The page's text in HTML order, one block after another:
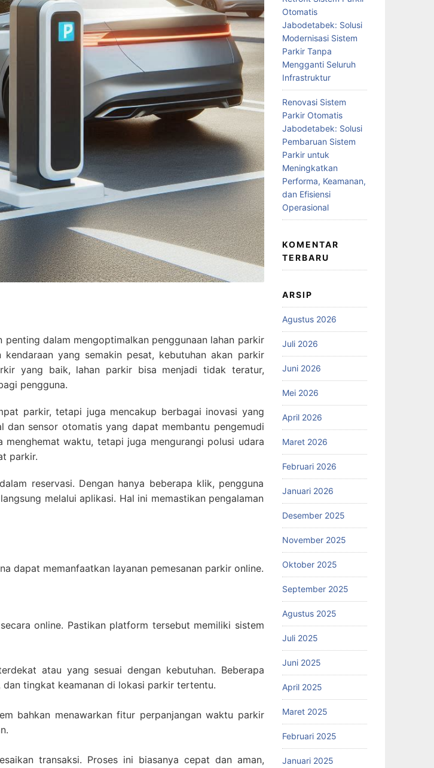
dalam mengoptimalkan penggunaan lahan parkir
yang semakin pesat, kebutuhan akan parkir
yang baik, lahan parkir bisa menjadi tidak teratur,
pengguna.
parkir, tetapi juga mencakup berbagai inovasi yang
dan sensor otomatis yang dapat membantu pengemudi
waktu, tetapi juga mengurangi polusi udara
parkir.
reservasi. Dengan hanya beberapa klik, pengguna
melalui aplikasi. Hal ini memastikan pengalaman
dapat memanfaatkan layanan pemesanan parkir online.
online. Pastikan platform tersebut memiliki sistem
atau yang sesuai dengan kebutuhan. Beberapa
tingkat keamanan di lokasi parkir tertentu.
bahkan menawarkan fitur perpanjangan waktu parkir
transaksi. Proses ini biasanya cepat dan aman,
Otomatis
Jabodetabek: Solusi
Modernisasi Sistem
Parkir Tanpa
Mengganti Seluruh
Infrastruktur
Renovasi Sistem
Parkir Otomatis
Jabodetabek: Solusi
Pembaruan Sistem
Parkir untuk
Meningkatkan
Performa, Keamanan,
dan Efisiensi
Operasional
KOMENTAR
TERBARU
ARSIP
Agustus 2026
Juli 2026
Juni 2026
Mei 2026
April 2026
Maret 2026
Februari 2026
Januari 2026
Desember 2025
November 2025
Oktober 2025
September 2025
Agustus 2025
Juli 2025
Juni 2025
April 2025
Maret 2025
Februari 2025
Januari 2025